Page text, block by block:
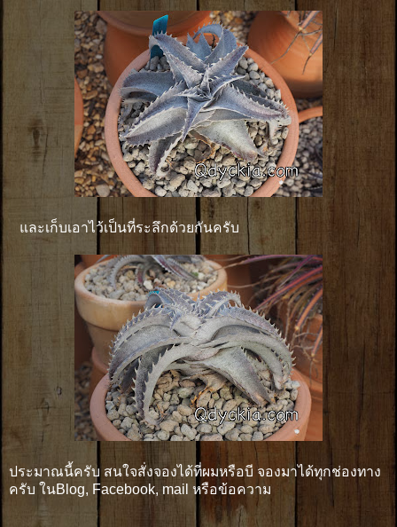
และเก็บเอาไว้เป็นที่ระลึกด้วยกันครับ
ประมาณนี้ครับ สนใจสั่งจองได้ที่ผมหรือบี จองมาได้ทุกช่องทาง
ครับ ในBlog, Facebook, mail หรือข้อความ